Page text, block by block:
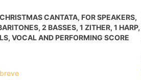
CANTATA, FOR SPEAKERS,
2 BASSES, 1 ZITHER, 1 HARP,
VOCAL AND PERFORMING SCORE